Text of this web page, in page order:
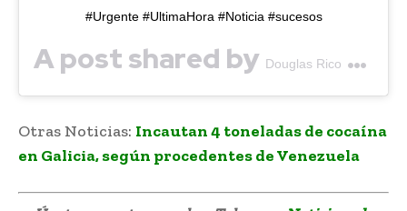
#Urgente #UltimaHora #Noticia #sucesos
A post shared by Douglas Rico
Otras Noticias: Incautan 4 toneladas de cocaína
en Galicia, según procedentes de Venezuela